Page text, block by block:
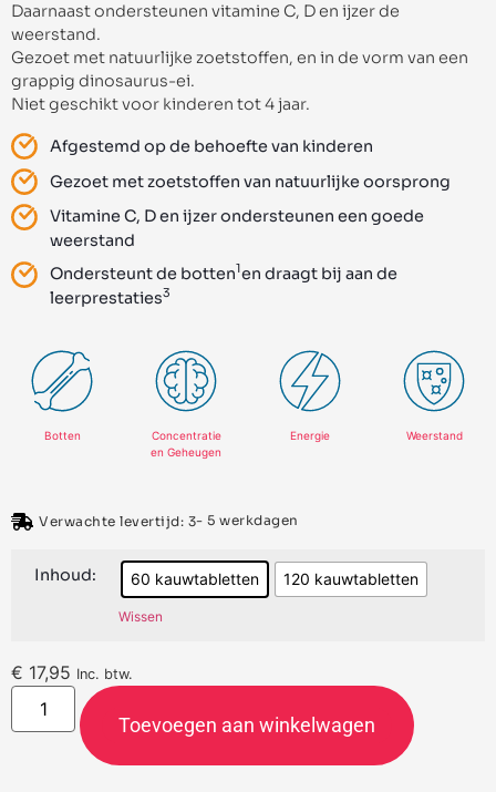
Daarnaast ondersteunen vitamine C, D en ijzer de
weerstand.
Gezoet met natuurlijke zoetstoffen, en in de vorm van een
grappig dinosaurus-ei.
Niet geschikt voor kinderen tot 4 jaar.
Afgestemd op de behoefte van kinderen
Gezoet met zoetstoffen van natuurlijke oorsprong
Vitamine C, D en ijzer ondersteunen een goede
weerstand
Ondersteunt de botten1en draagt bij aan de
leerprestaties3
Botten
Concentratie
en Geheugen
Energie Weerstand
Verwachte levertijd: 3- 5 werkdagen
Inhoud: 60 kauwtabletten 120 kauwtabletten
Wissen
€ 17,95 Inc. btw.
Toevoegen aan winkelwagen